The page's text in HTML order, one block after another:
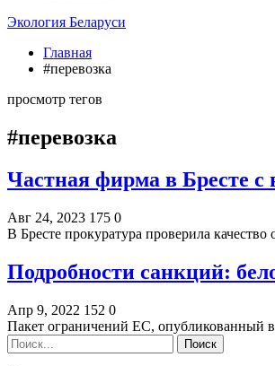
Экология Беларуси
Главная
#перевозка
просмотр тегов
#перевозка
Частная фирма в Бресте
Авг 24, 2023 175 0
В Бресте прокуратура проверила
Подробности санкций:
Апр 9, 2022 152 0
Пакет ограничений ЕС, опубликованный